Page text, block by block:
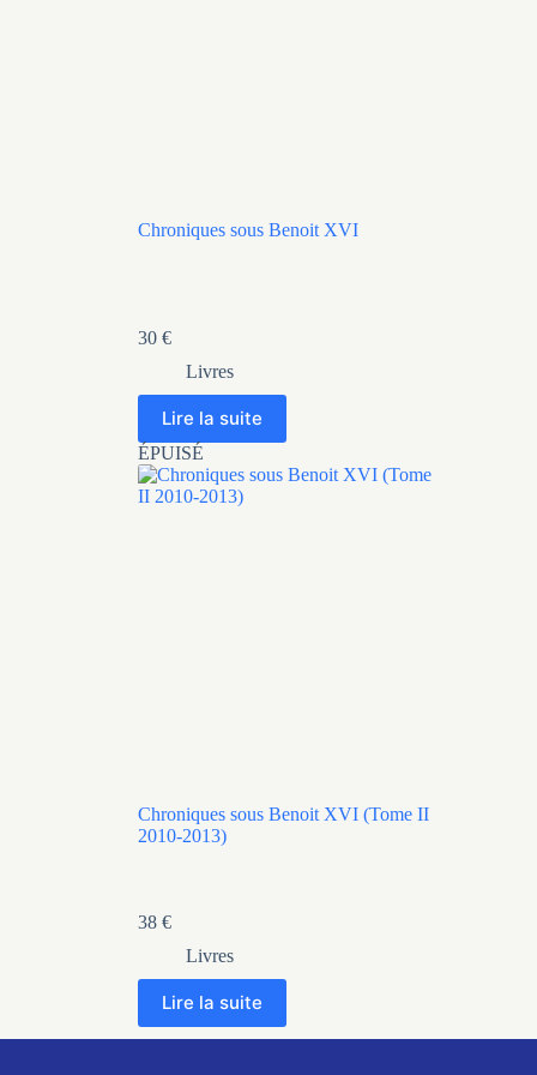
Chroniques sous Benoit XVI
30 €
Livres
Lire la suite
ÉPUISÉ
Chroniques sous Benoit XVI (Tome II
2010-2013)
38 €
Livres
Lire la suite